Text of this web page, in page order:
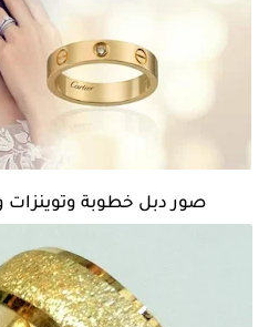
صور دبل خطوبة وتوينزات وخواتم